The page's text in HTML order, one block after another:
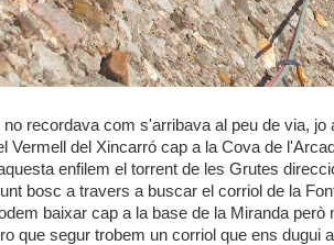
recordava com s'arribava al peu de via,
Vermell del Xincarró cap a la Cova de
enfilem el torrent de les Grutes
bosc a travers a buscar el corriol de la
baixar cap a la base de la Miranda
que segur trobem un corriol que ens dugui